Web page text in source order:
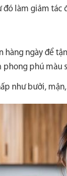
đó làm giảm tác
hàng ngày để
phú màu
như bưởi,